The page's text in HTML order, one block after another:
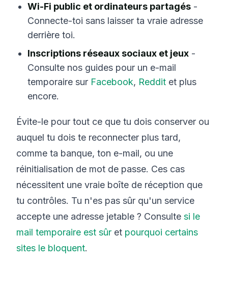
Wi-Fi public et ordinateurs partagés -
Connecte-toi sans laisser ta vraie adresse
derrière toi.
Inscriptions réseaux sociaux et jeux -
Consulte nos guides pour un e-mail
temporaire sur Facebook, Reddit et plus
encore.
Évite-le pour tout ce que tu dois conserver ou
auquel tu dois te reconnecter plus tard,
comme ta banque, ton e-mail, ou une
réinitialisation de mot de passe. Ces cas
nécessitent une vraie boîte de réception que
tu contrôles. Tu n'es pas sûr qu'un service
accepte une adresse jetable ? Consulte si le
mail temporaire est sûr et pourquoi certains
sites le bloquent.